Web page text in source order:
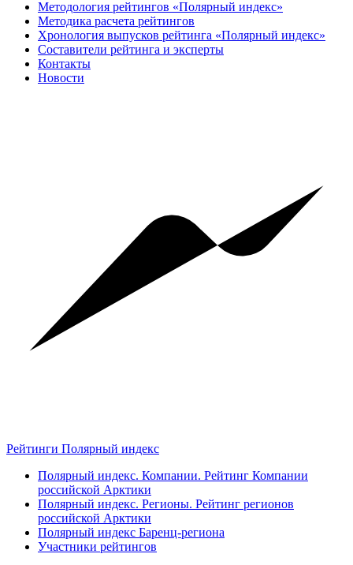
Методология рейтингов «Полярный индекс»
Методика расчета рейтингов
Хронология выпусков рейтинга «Полярный индекс»
Составители рейтинга и эксперты
Контакты
Новости
Рейтинги Полярный индекс
Полярный индекс. Компании. Рейтинг Компании
российской Арктики
Полярный индекс. Регионы. Рейтинг регионов
российской Арктики
Полярный индекс Баренц-региона
Участники рейтингов